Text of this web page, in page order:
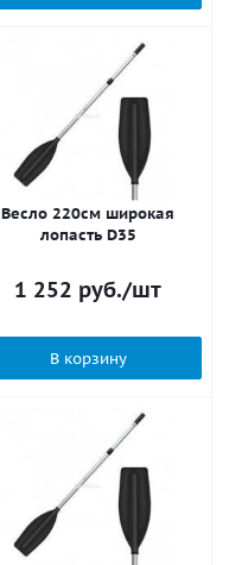
Весло 220см широкая
лопасть D35
1 252 руб./шт
В корзину